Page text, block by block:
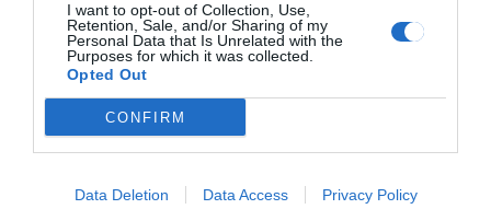
I want to opt-out of Collection, Use,
Retention, Sale, and/or Sharing of my
Personal Data that Is Unrelated with the
Purposes for which it was collected.
Opted Out
CONFIRM
Data Deletion Data Access Privacy Policy
Keresés
Keresés:
Kategóriák